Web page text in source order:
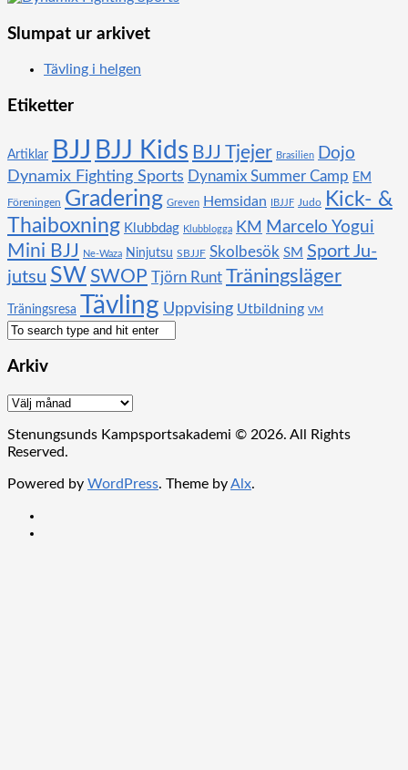
Slumpat ur arkivet
Tävling i helgen
Etiketter
Artiklar BJJ BJJ Kids BJJ Tjejer Brasilien Dojo
Dynamix Fighting Sports Dynamix Summer Camp EM
Föreningen Gradering Greven Hemsidan IBJJF Judo
Kick- &
Thaiboxning Klubbdag Klubblogga KM Marcelo Yogui
Mini BJJ Ne-Waza Ninjutsu SBJJF Skolbesök SM Sport Ju-
jutsu SW SWOP Tjörn Runt Träningsläger
Träningsresa Tävling Uppvising Utbildning VM
Arkiv
Arkiv
Stenungsunds Kampsportsakademi © 2026. All Rights
Reserved.
Powered by WordPress. Theme byAlx.